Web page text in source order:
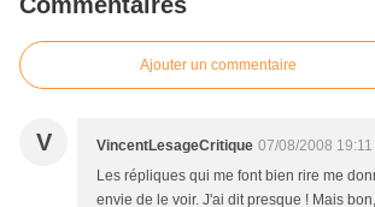
Ajouter un commentaire
V VincentLesageCritique 07/08/2008 19:11
Les répliques qui me font bien rire me
envie de le voir. J'ai dit presque ! Mais